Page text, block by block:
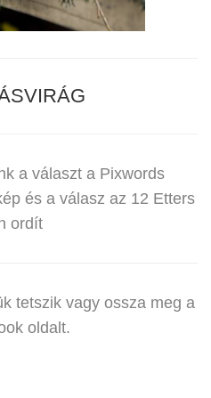
a választ a Pixwords
és a válasz az 12 Etters
ordít
tetszik vagy ossza meg a
oldalt.